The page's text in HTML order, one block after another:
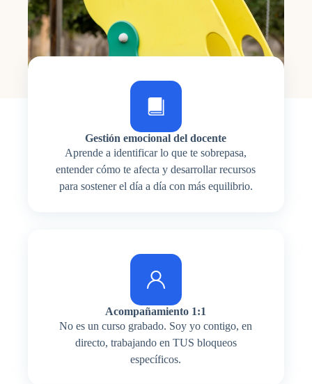
Gestión emocional del docente
Aprende a identificar lo que te sobrepasa,
entender cómo te afecta y desarrollar recursos
para sostener el día a día con más equilibrio.
Acompañamiento 1:1
No es un curso grabado. Soy yo contigo, en
directo, trabajando en TUS bloqueos
específicos.